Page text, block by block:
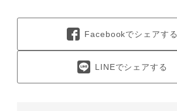
Facebookでシェアする
LINEでシェアする